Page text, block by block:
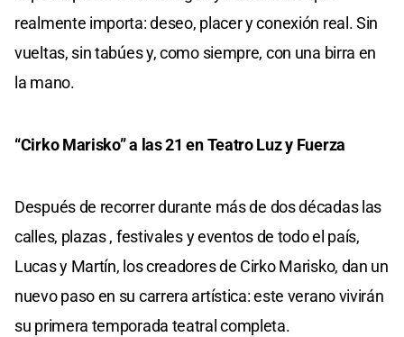
realmente importa: deseo, placer y conexión real. Sin
vueltas, sin tabúes y, como siempre, con una birra en
la mano.
“Cirko Marisko” a las 21 en Teatro Luz y Fuerza
Después de recorrer durante más de dos décadas las
calles, plazas , festivales y eventos de todo el país,
Lucas y Martín, los creadores de Cirko Marisko, dan un
nuevo paso en su carrera artística: este verano vivirán
su primera temporada teatral completa.